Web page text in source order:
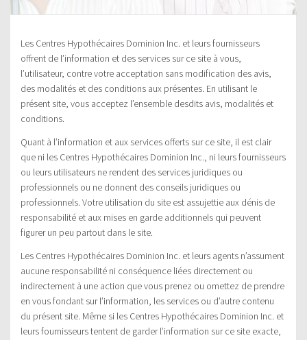
Les Centres Hypothécaires Dominion Inc. et leurs fournisseurs
offrent de l’information et des services sur ce site à vous,
l’utilisateur, contre votre acceptation sans modification des avis,
des modalités et des conditions aux présentes. En utilisant le
présent site, vous acceptez l’ensemble desdits avis, modalités et
conditions.
Quant à l’information et aux services offerts sur ce site, il est clair
que ni les Centres Hypothécaires Dominion Inc., ni leurs fournisseurs
ou leurs utilisateurs ne rendent des services juridiques ou
professionnels ou ne donnent des conseils juridiques ou
professionnels. Votre utilisation du site est assujettie aux dénis de
responsabilité et aux mises en garde additionnels qui peuvent
figurer un peu partout dans le site.
Les Centres Hypothécaires Dominion Inc. et leurs agents n’assument
aucune responsabilité ni conséquence liées directement ou
indirectement à une action que vous prenez ou omettez de prendre
en vous fondant sur l’information, les services ou d’autre contenu
du présent site. Même si les Centres Hypothécaires Dominion Inc. et
leurs fournisseurs tentent de garder l’information sur ce site exacte,